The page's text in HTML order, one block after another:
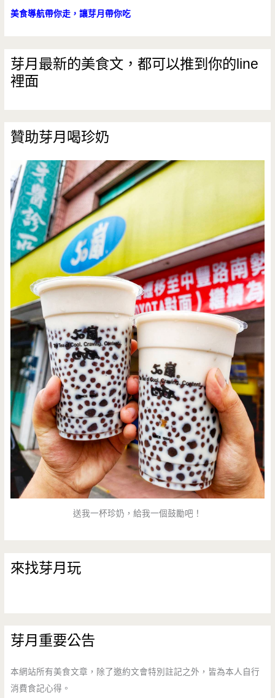
美食導航帶你走，讓芽月帶你吃
芽月最新的美食文，都可以推到你的line
裡面
贊助芽月喝珍奶
送我一杯珍奶，給我一個鼓勵吧！
來找芽月玩
芽月重要公告
本網站所有美食文章，除了邀約文會特別註記之外，皆為本人自行
消費食記心得。